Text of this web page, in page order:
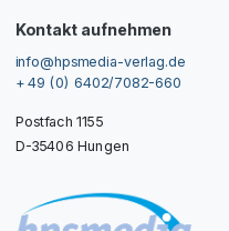
Kontakt aufnehmen
info@hpsmedia-verlag.de
+ 49 (0) 6402/7082-660
Postfach 1155
D-35406 Hungen